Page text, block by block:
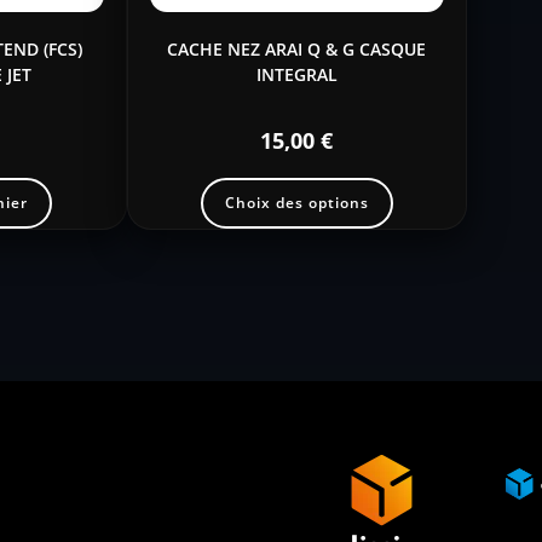
(FCS)
CACHE NEZ ARAI Q & G CASQUE
INTEGRAL
15,00€
Choix des options